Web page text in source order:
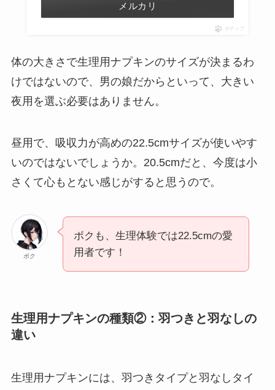
メルカリ
ポチップ
体の大きさで生理用ナプキンのサイズが決まるわ
けではないので、男の娘だからといって、大きい
夜用を選ぶ必要はありません。
昼用で、吸収力が高めの22.5cmサイズが使いやす
いのではないでしょうか。20.5cmだと、今度は小
さくて心もとない感じがすると思うので。
ボク
ボクも、生理体験では22.5cmの愛
用者です！
生理用ナプキンの種類②：羽つきと羽なしの
違い
生理用ナプキンには、羽つきタイプと羽なしタイ